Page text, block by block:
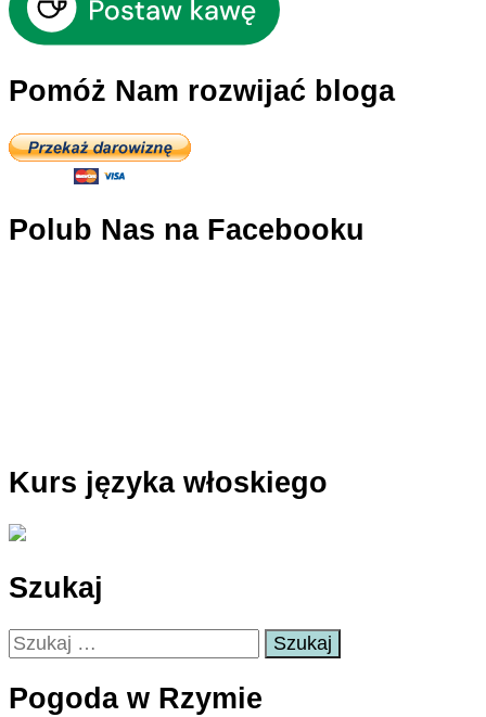
Pomóż Nam rozwijać bloga
Polub Nas na Facebooku
Kurs języka włoskiego
Szukaj
Szukaj:
Pogoda w Rzymie